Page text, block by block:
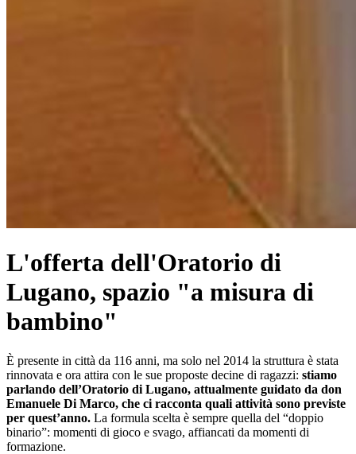
L'offerta dell'Oratorio di
Lugano, spazio "a misura di
bambino"
È presente in città da 116 anni, ma solo nel 2014 la struttura è stata
rinnovata e ora attira con le sue proposte decine di ragazzi: stiamo
parlando dell’Oratorio di Lugano, attualmente guidato da don
Emanuele Di Marco, che ci racconta quali attività sono previste
per quest’anno. La formula scelta è sempre quella del “doppio
binario”: momenti di gioco e svago, affiancati da momenti di
formazione.